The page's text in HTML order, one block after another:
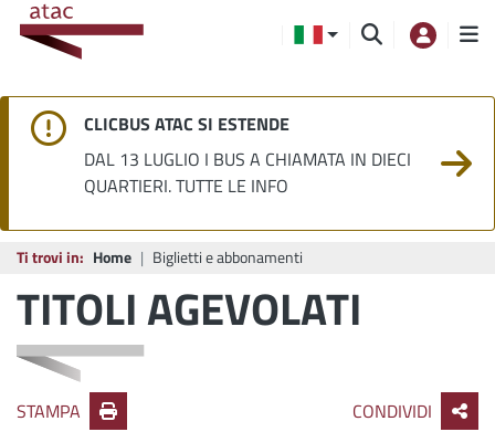
CLICBUS ATAC SI ESTENDE
DAL 13 LUGLIO I BUS A CHIAMATA IN DIECI
QUARTIERI. TUTTE LE INFO
Ti trovi in: Home Biglietti e abbonamenti
TITOLI AGEVOLATI
STAMPA CONDIVIDI